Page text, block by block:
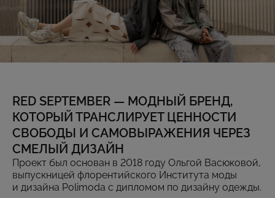
RED SEPTEMBER — МОДНЫЙ БРЕНД,
КОТОРЫЙ ТРАНСЛИРУЕТ ЦЕННОСТИ
СВОБОДЫ И САМОВЫРАЖЕНИЯ ЧЕРЕЗ
СМЕЛЫЙ ДИЗАЙН
Проект был основан в 2018 году Ольгой Васюковой,
выпускницей флорентийского Института моды
и дизайна Polimoda с дипломом по дизайну одежды.